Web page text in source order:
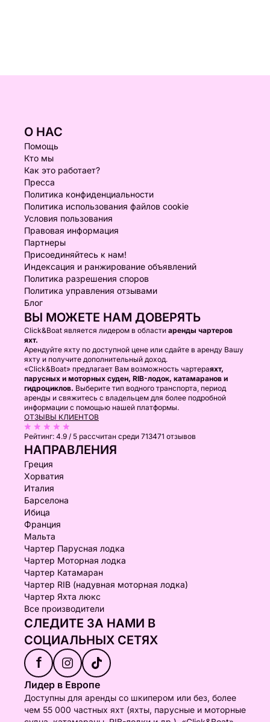
О НАС
Помощь
Кто мы
Как это работает?
Пресса
Политика конфиденциальности
Политика использования файлов cookie
Условия пользования
Правовая информация
Партнеры
Присоединяйтесь к нам!
Индексация и ранжирование объявлений
Политика разрешения споров
Политика управления отзывами
Блог
ВЫ МОЖЕТЕ НАМ ДОВЕРЯТЬ
Click&Boat является лидером в области аренды чартеров
яхт.
Арендуйте яхту по доступной цене или сдайте в аренду Вашу
яхту и получите дополнительный доход.
«Click&Boat» предлагает Вам возможность чартераяхт,
парусных и моторных суден, RIB-лодок, катамаранов и
гидроциклов. Выберите тип водного транспорта, период
аренды и свяжитесь с владельцем для более подробной
информации с помощью нашей платформы.
ОТЗЫВЫ КЛИЕНТОВ
Рейтинг: 4.9 / 5 рассчитан среди 713471 отзывов
НАПРАВЛЕНИЯ
Греция
Хорватия
Италия
Барселона
Ибица
Франция
Мальта
Чартер Парусная лодка
Чартер Моторная лодка
Чартер Катамаран
Чартер RIB (надувная моторная лодка)
Чартер Яхта люкс
Все производители
СЛЕДИТЕ ЗА НАМИ В
СОЦИАЛЬНЫХ СЕТЯХ
f
Лидер в Европе
Доступны для аренды со шкипером или без, более
чем 55 000 частных яхт (яхты, парусные и моторные